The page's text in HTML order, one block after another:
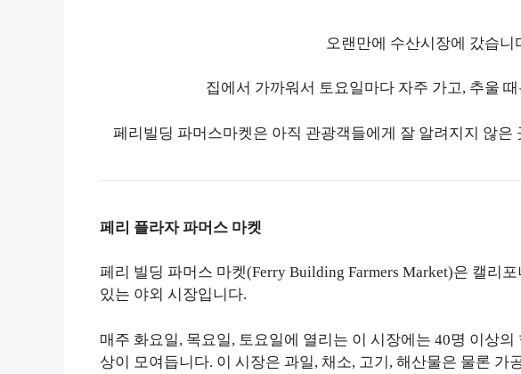
오랜만에 수산시장에 갔습니
집에서 가까워서 토요일마다 자주 가고, 추울
페리빌딩 파머스마켓은 아직 관광객들에게 잘 알려지지 않은
페리 플라자 파머스 마켓
페리 빌딩 파머스 마켓(Ferry Building Farmers Market)은 캘리
있는 야외 시장입니다.
매주 화요일, 목요일, 토요일에 열리는 이 시장에는 40명 이상
상이 모여듭니다. 이 시장은 과일, 채소, 고기, 해산물은 물론 가